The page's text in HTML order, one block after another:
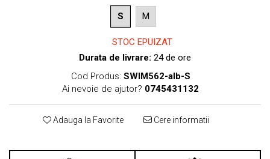
S M
STOC EPUIZAT
Durata de livrare: 24 de ore
Cod Produs: SWIM562-alb-S
Ai nevoie de ajutor? 0745431132
Adauga la Favorite Cere informatii